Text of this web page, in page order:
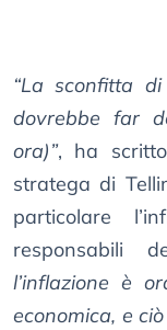
“La sconfitta
dovrebbe far
ora)”, ha
stratega di
particolare
responsabili
l’inflazione è
economica, e